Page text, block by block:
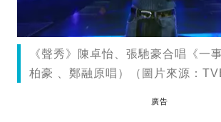
《聲秀》陳卓怡、張馳豪合唱《一
柏豪 、鄭融原唱）（圖片來源：
廣告